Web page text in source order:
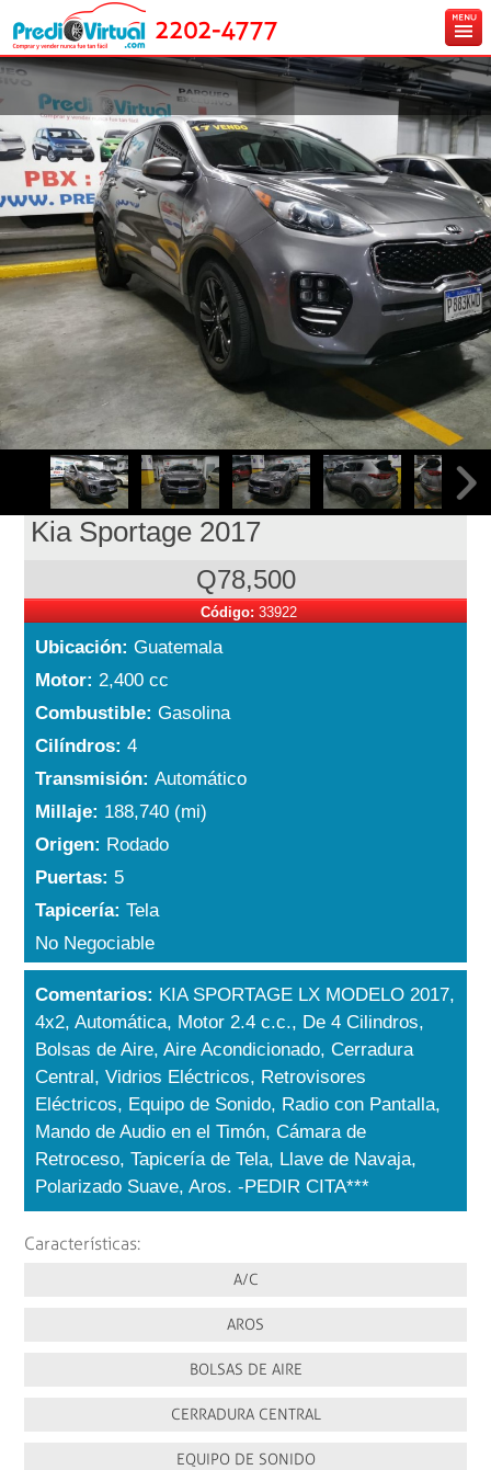
2202-4777
Inicio
Ingresa tu vehículo gratis
Carros en venta
Créditos y Seguros
Contáctanos
Kia Sportage 2017
Q78,500
Código:33922
Ubicación:Guatemala
Motor:2,400 cc
Combustible:Gasolina
Cilíndros:4
Transmisión:Automático
Millaje: 188,740 (mi)
Origen: Rodado
Puertas: 5
Tapicería:Tela
No Negociable
Comentarios: KIA SPORTAGE LX MODELO 2017,
4x2, Automática, Motor 2.4 c.c., De 4 Cilindros,
Bolsas de Aire, Aire Acondicionado, Cerradura
Central, Vidrios Eléctricos, Retrovisores
Eléctricos, Equipo de Sonido, Radio con Pantalla,
Mando de Audio en el Timón, Cámara de
Retroceso, Tapicería de Tela, Llave de Navaja,
Polarizado Suave, Aros. -PEDIR CITA***
Características:
A/C
AROS
BOLSAS DE AIRE
CERRADURA CENTRAL
EQUIPO DE SONIDO